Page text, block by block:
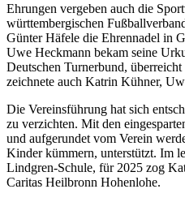
Ehrungen vergeben auch die
württembergischen
Günter Häfele die Ehrennadel in
Uwe Heckmann bekam seine
Deutschen Turnerbund,
zeichnete auch Katrin Kühner,
Die Vereinsführung hat sich
zu verzichten. Mit den
und aufgerundet vom Verein
Kinder kümmern, unterstützt. Im
Lindgren-Schule, für 2025 zog
Caritas Heilbronn Hohenlohe.